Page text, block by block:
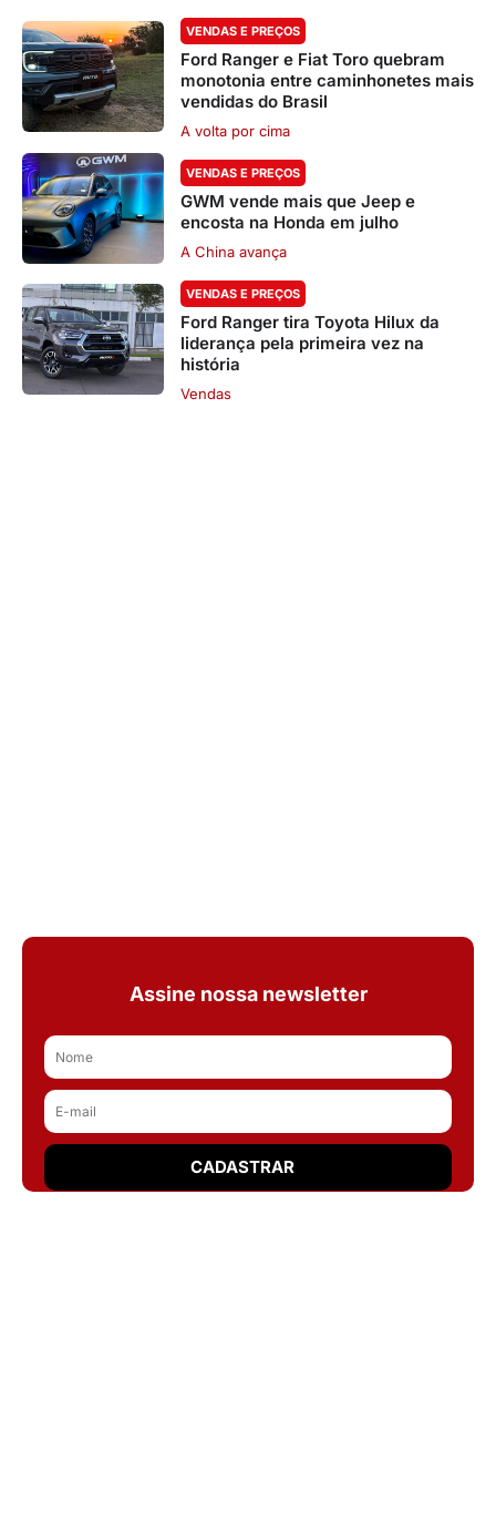
VENDAS E PREÇOS
Ford Ranger e Fiat Toro quebram
monotonia entre caminhonetes mais
vendidas do Brasil
A volta por cima
VENDAS E PREÇOS
GWM vende mais que Jeep e
encosta na Honda em julho
A China avança
VENDAS E PREÇOS
Ford Ranger tira Toyota Hilux da
liderança pela primeira vez na
história
Vendas
Assine nossa newsletter